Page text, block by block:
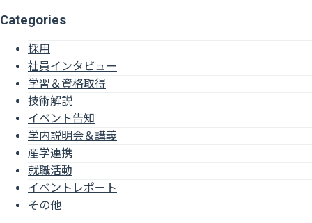
Categories
採用
社員インタビュー
学習＆資格取得
技術解説
イベント告知
学内説明会＆講義
産学連携
就職活動
イベントレポート
その他